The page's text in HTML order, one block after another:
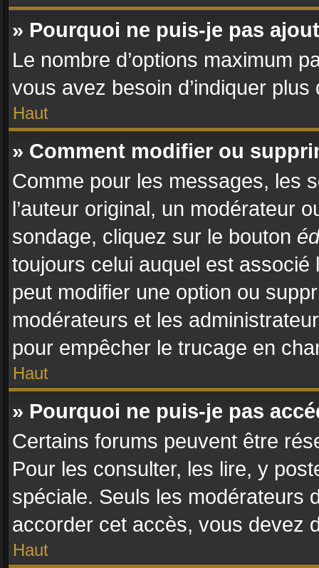
» Pourquoi ne puis-je pas
Le nombre d’options maximum
vous avez besoin d’indiquer plus
Haut
» Comment modifier ou
Comme pour les messages, les
l’auteur original, un modérateur
sondage, cliquez sur le bouton
toujours celui auquel est associé
peut modifier une option ou
modérateurs et les
pour empêcher le trucage en
Haut
» Pourquoi ne puis-je pas
Certains forums peuvent être
Pour les consulter, les lire, y
spéciale. Seuls les modérateurs
accorder cet accès, vous devez
Haut